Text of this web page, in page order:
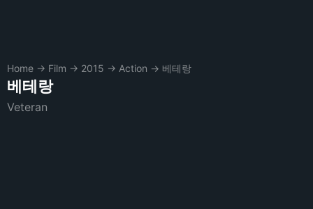
Home → Film → 2015 → Action → 베테랑
베테랑
Veteran